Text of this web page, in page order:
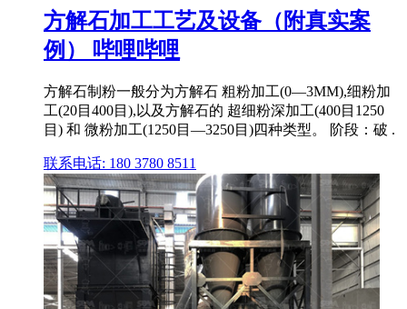
方解石加工工艺及设备（附真实案
例） 哔哩哔哩
方解石制粉一般分为方解石 粗粉加工(0―3MM),细粉加
工(20目400目),以及方解石的 超细粉深加工(400目1250
目) 和 微粉加工(1250目―3250目)四种类型。 阶段：破 .
联系电话: 180 3780 8511